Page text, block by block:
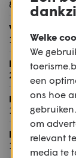
825 mm
Wielbasis:
1.430 mm
25,0°
Naloop:
108,0 mm
Rijklaar
189 kg
Welke
We
een
ons hoe
om
relevant
media te